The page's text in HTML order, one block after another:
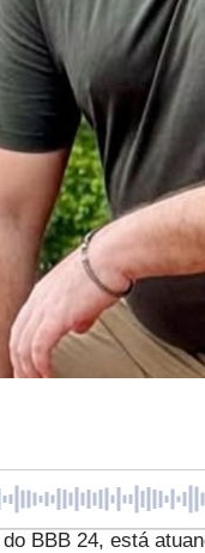
BBB 24, está